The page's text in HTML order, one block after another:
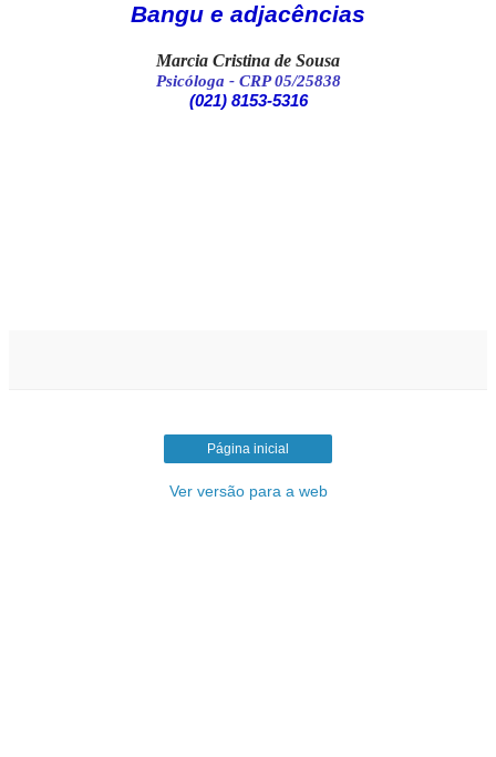
Bangu e adjacências
Marcia Cristina de Sousa
Psicóloga - CRP 05/25838
(021) 8153-5316
Página inicial
Ver versão para a web